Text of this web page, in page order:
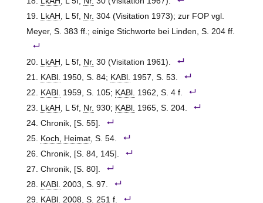
LkAH , L 5f, Nr. 304 (Visitation 1973); zur FOP vgl.
Meyer, S. 383 ff.; einige Stichworte bei Linden, S. 204 ff.
LkAH , L 5f, Nr. 30 (Visitation 1961).
KABl. 1950, S. 84; KABl. 1957, S. 53.
KABl. 1959, S. 105; KABl. 1962, S. 4 f.
LkAH , L 5f, Nr. 930; KABl. 1965, S. 204.
Chronik, [S. 55].
Koch, Heimat, S. 54.
Chronik, [S. 84, 145].
Chronik, [S. 80].
KABl. 2003, S. 97.
KABl. 2008, S. 251 f.